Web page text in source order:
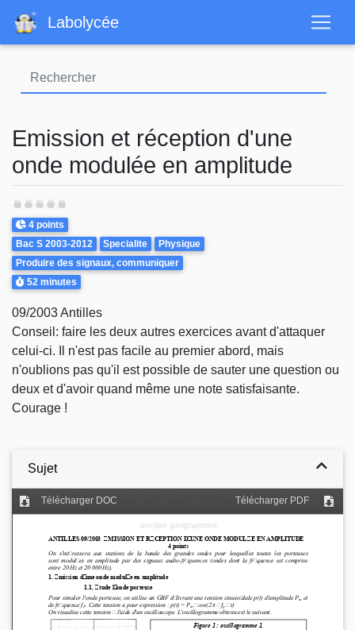
contenu
Labolycée
Emission et réception d'une
onde modulée en amplitude
Points
4 points
Theme
Bac S 2003-2012 Specialite
Physique
Produire des signaux, communiquer
Durée
52 minutes
09/2003 Antilles
Conseil: faire les deux autres exercices avant d'attaquer
celui-ci. Il n'est pas facile au premier abord, mais
n'oublions pas qu'il est possible de sauter une question ou
deux et d'avoir quand même une note satisfaisante.
Courage !
Sujet